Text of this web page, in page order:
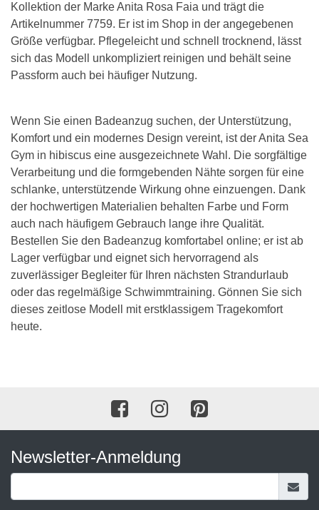
Kollektion der Marke Anita Rosa Faia und trägt die
Artikelnummer 7759. Er ist im Shop in der angegebenen
Größe verfügbar. Pflegeleicht und schnell trocknend, lässt
sich das Modell unkompliziert reinigen und behält seine
Passform auch bei häufiger Nutzung.
Wenn Sie einen Badeanzug suchen, der Unterstützung,
Komfort und ein modernes Design vereint, ist der Anita Sea
Gym in hibiscus eine ausgezeichnete Wahl. Die sorgfältige
Verarbeitung und die formgebenden Nähte sorgen für eine
schlanke, unterstützende Wirkung ohne einzuengen. Dank
der hochwertigen Materialien behalten Farbe und Form
auch nach häufigem Gebrauch lange ihre Qualität.
Bestellen Sie den Badeanzug komfortabel online; er ist ab
Lager verfügbar und eignet sich hervorragend als
zuverlässiger Begleiter für Ihren nächsten Strandurlaub
oder das regelmäßige Schwimmtraining. Gönnen Sie sich
dieses zeitlose Modell mit erstklassigem Tragekomfort
heute.
Newsletter-Anmeldung